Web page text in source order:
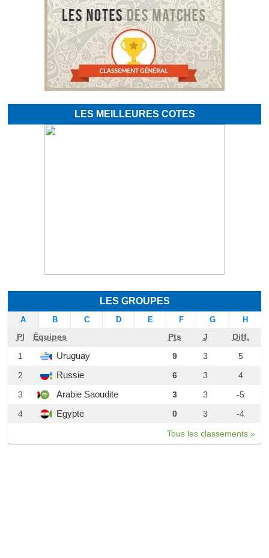
LES MEILLEURES COTES
LES GROUPES
A B C D E F G H
Pl Équipes Pts J
Diff.
1
Uruguay 9 3
5
2
Russie 6 3
4
3
Arabie Saoudite 3 3
-5
4
Egypte 0 3 -4
Tous les classements »